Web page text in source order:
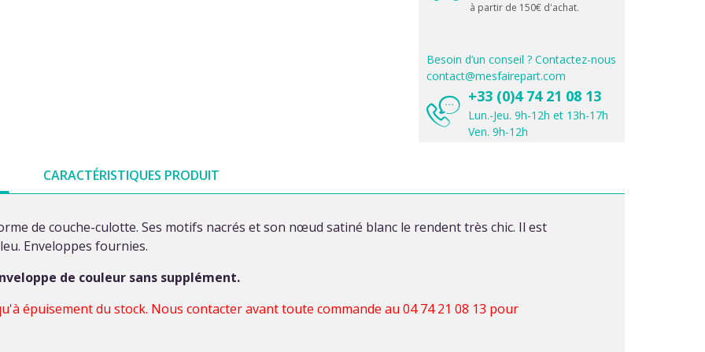
à partir de 150€ d'achat.
Besoin d’un conseil ? Contactez-nous
contact@mesfairepart.com
+33 (0)4 74 21 08 13
Lun.-Jeu. 9h-12h et 13h-17h
Ven. 9h-12h
CARACTÉRISTIQUES PRODUIT
de couche-culotte. Ses motifs nacrés et son nœud satiné blanc le rendent très chic. Il est
Enveloppes fournies.
de couleur sans supplément.
épuisement du stock. Nous contacter avant toute commande au 04 74 21 08 13 pour